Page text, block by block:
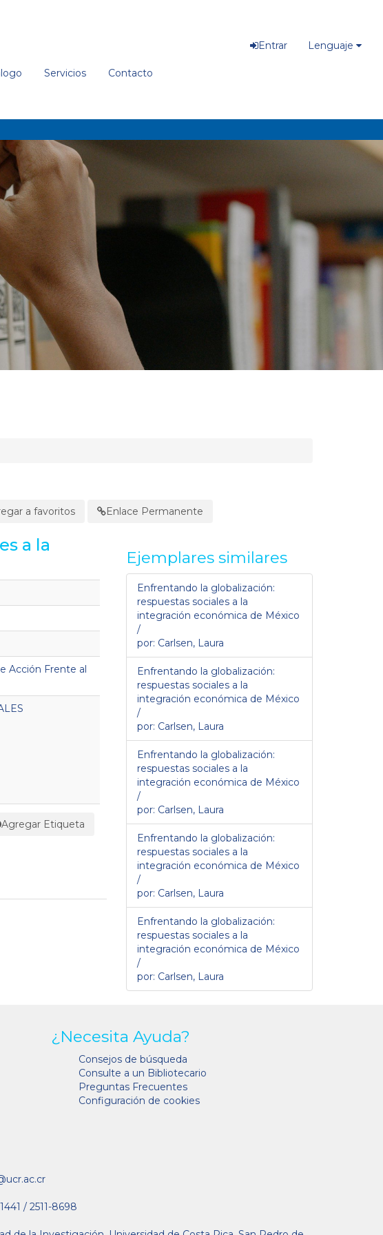
Servicios Contacto
Entrar Lenguaje
a favoritos Enlace Permanente
a la
Acción Frente al
Agregar Etiqueta
Ejemplares similares
Enfrentando la globalización:
respuestas sociales a la
integración económica de México
/
por: Carlsen, Laura
Enfrentando la globalización:
respuestas sociales a la
integración económica de México
/
por: Carlsen, Laura
Enfrentando la globalización:
respuestas sociales a la
integración económica de México
/
por: Carlsen, Laura
Enfrentando la globalización:
respuestas sociales a la
integración económica de México
/
por: Carlsen, Laura
Enfrentando la globalización:
respuestas sociales a la
integración económica de México
/
por: Carlsen, Laura
¿Necesita Ayuda?
Consejos de búsqueda
Consulte a un Bibliotecario
Preguntas Frecuentes
Configuración de cookies
/ 2511-8698